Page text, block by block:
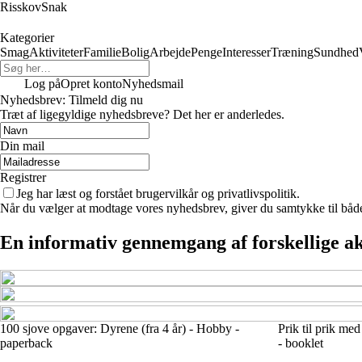
RisskovSnak
Kategorier
SmagAktiviteterFamilieBoligArbejdePengeInteresserTræningSundhed
Log påOpret kontoNyhedsmail
Nyhedsbrev: Tilmeld dig nu
Træt af ligegyldige nyhedsbreve? Det her er anderledes.
Din mail
Registrer
Jeg har læst og forstået brugervilkår og privatlivspolitik.
Når du vælger at modtage vores nyhedsbrev, giver du samtykke til
En informativ gennemgang af forskellige
100 sjove opgaver: Dyrene (fra 4 år) - Hobby -
paperback
Prik til prik
- booklet